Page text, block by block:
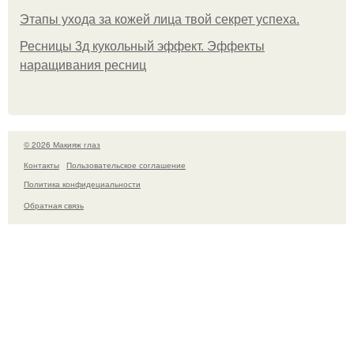
Этапы ухода за кожей лица твой секрет успеха.
Ресницы 3д кукольный эффект. Эффекты
наращивания ресниц
© 2026 Макияж глаз
Контакты
Пользовательское соглашение
Политика конфидециальности
Обратная связь